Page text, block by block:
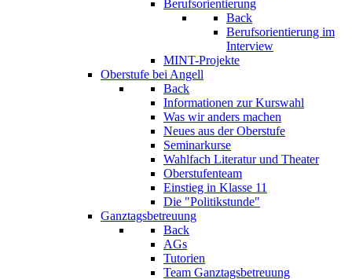
Berufsorientierung
Back
Berufsorientierung im
Interview
MINT-Projekte
Oberstufe bei Angell
Back
Informationen zur Kurswahl
Was wir anders machen
Neues aus der Oberstufe
Seminarkurse
Wahlfach Literatur und Theater
Oberstufenteam
Einstieg in Klasse 11
Die "Politikstunde"
Ganztagsbetreuung
Back
AGs
Tutorien
Team Ganztagsbetreuung